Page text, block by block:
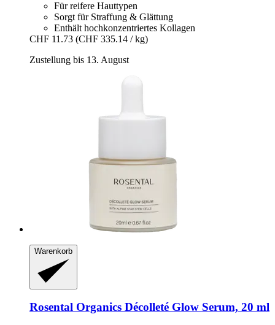
Für reifere Hauttypen
Sorgt für Straffung & Glättung
Enthält hochkonzentriertes Kollagen
CHF 11.73 (CHF 335.14 / kg)
Zustellung bis 13. August
Warenkorb
Rosental Organics Décolleté Glow Serum, 20 ml